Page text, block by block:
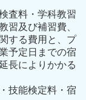
査料・学科教習
習及び補習費、
する費用と、プ
予定日までの宿
長によりかかる
技能検定料・宿